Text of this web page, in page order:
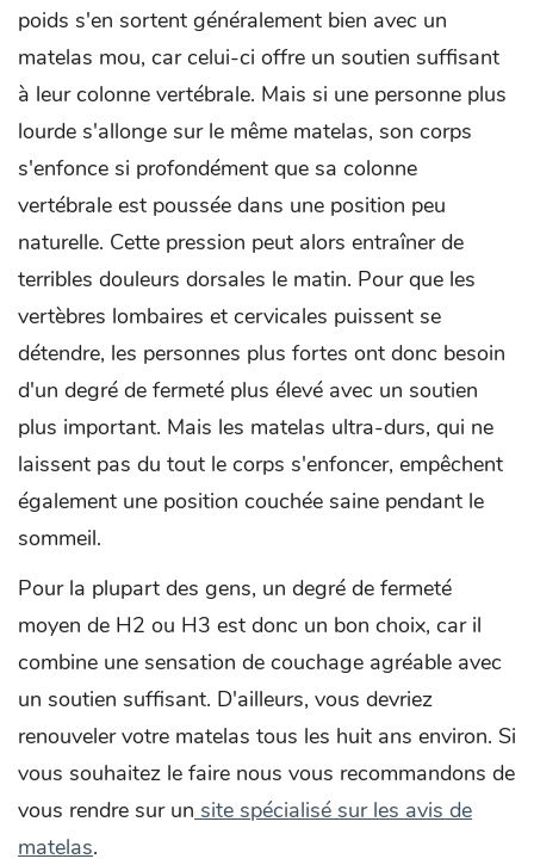
poids s'en sortent généralement bien avec un
matelas mou, car celui-ci offre un soutien suffisant
à leur colonne vertébrale. Mais si une personne plus
lourde s'allonge sur le même matelas, son corps
s'enfonce si profondément que sa colonne
vertébrale est poussée dans une position peu
naturelle. Cette pression peut alors entraîner de
terribles douleurs dorsales le matin. Pour que les
vertèbres lombaires et cervicales puissent se
détendre, les personnes plus fortes ont donc besoin
d'un degré de fermeté plus élevé avec un soutien
plus important. Mais les matelas ultra-durs, qui ne
laissent pas du tout le corps s'enfoncer, empêchent
également une position couchée saine pendant le
sommeil.
Pour la plupart des gens, un degré de fermeté
moyen de H2 ou H3 est donc un bon choix, car il
combine une sensation de couchage agréable avec
un soutien suffisant. D'ailleurs, vous devriez
renouveler votre matelas tous les huit ans environ. Si
vous souhaitez le faire nous vous recommandons de
vous rendre sur un site spécialisé sur les avis de
matelas.